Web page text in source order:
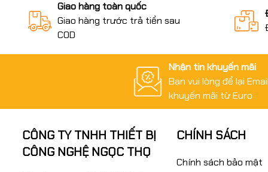
Giao hàng toàn quốc
Giao hàng trước trả tiền sau
COD
Nhận tin khuyến mãi
Bạn vui lòng để lại
khuyến mãi từ Euro
CÔNG TY TNHH THIẾT BỊ
CÔNG NGHỆ NGỌC THỌ
CHÍNH SÁCH
Chính sách bảo mật